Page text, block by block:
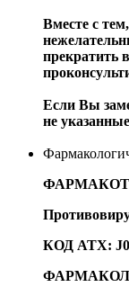
Вместе с
прекратить
Если Вы
не
КОД АТХ: